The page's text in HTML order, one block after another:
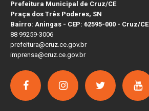
Prefeitura Municipal de Cruz/CE
Praça dos Três Poderes, SN
Bairro: Aningas - CEP: 62595-000 - Cruz/CE
88 99259-3006
prefeitura@cruz.ce.gov.br
imprensa@cruz.ce.gov.br